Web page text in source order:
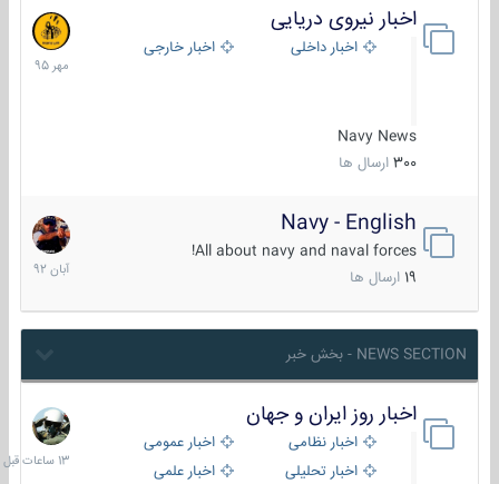
اخبار نیروی دریایی
اخبار داخلی اخبار خارجی
Navy News
300 ارسال ها
27
مهر
1395
Navy - English
All about navy and naval forces!
ارسال ها
22
آبان
1392
NEWS SECTION - بخش خبر
اخبار روز ایران و جهان
اخبار نظامی
اخبار عمومی
اخبار تحلیلی
اخبار علمی
13
ساعات
قبل